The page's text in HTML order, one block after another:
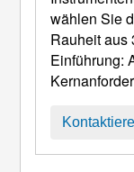
Rauheit
wählen Sie
Rauheit aus
Einführung: